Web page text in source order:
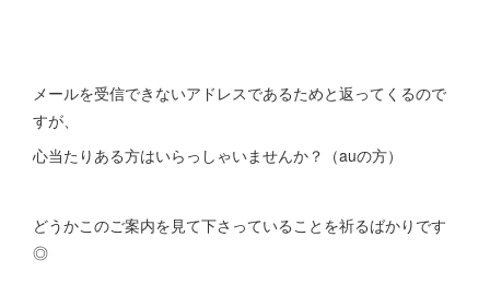
メールを受信できないアドレスであるためと返ってくるので
すが、
心当たりある方はいらっしゃいませんか？（auの方）
どうかこのご案内を見て下さっていることを祈るばかりです
◎